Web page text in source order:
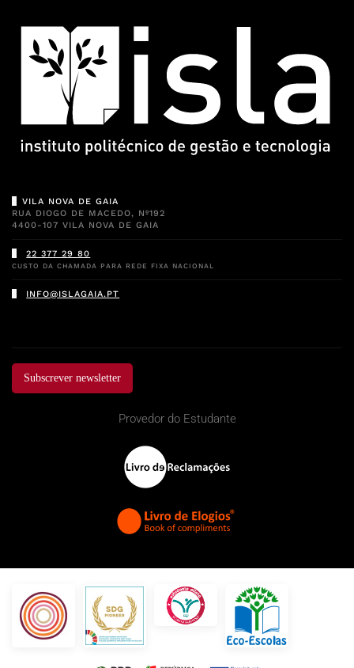
VILA NOVA DE GAIA
RUA DIOGO DE MACEDO, Nº192
4400-107 VILA NOVA DE GAIA
22 377 29 80
CUSTO DA CHAMADA PARA REDE FIXA NACIONAL
INFO@ISLAGAIA.PT
Subscrever newsletter
Provedor do Estudante